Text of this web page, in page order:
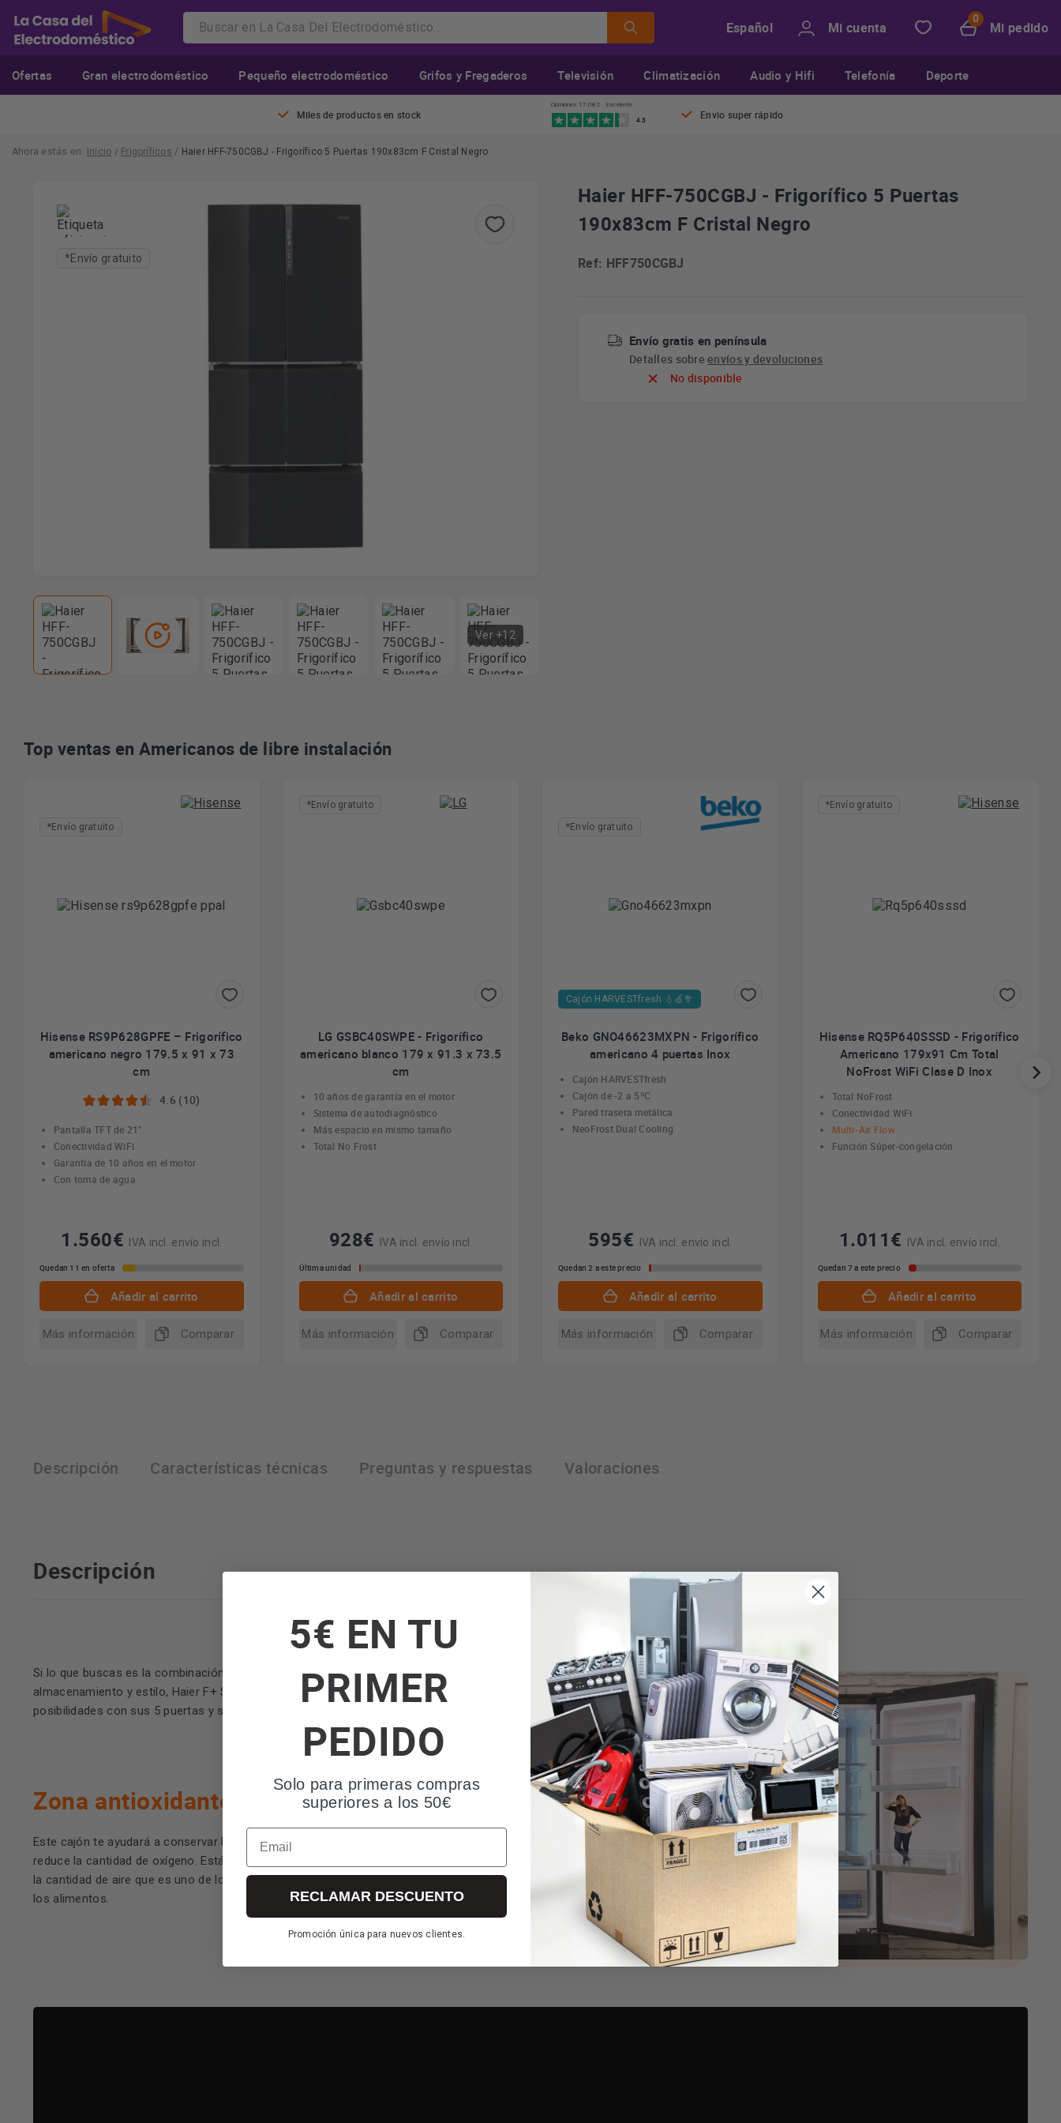
Español Mi cuenta Mi pedido
Ofertas Gran electrodoméstico Pequeño electrodoméstico Grifos y Fregaderos Televisión Climatización Audio y Hifi Telefonía Deporte
Miles de productos en stock
Opiniones 17.082 · Excelente
4.3 Envio super rápido
Ahora estás en: Inicio / Frigoríficos / Haier HFF-750CGBJ - Frigorífico 5 Puertas 190x83cm F Cristal Negro
*Envío gratuito
Ver +12
Haier HFF-750CGBJ - Frigorífico 5 Puertas
190x83cm F Cristal Negro
Ref: HFF750CGBJ
Envío gratis en península
Detalles sobreenvíos y devoluciones
No disponible
Top ventas en Americanos de libre instalación
*Envío gratuito
Hisense RS9P628GPFE – Frigorífico
americano negro 179.5 x 91 x 73
cm
4.6 (10)
Pantalla TFT de 21"
Conectividad WiFi
Garantía de 10 años en el motor
Con toma de agua
1.560€ IVA incl. envío incl.
Quedan 11 en oferta
Añadir al carrito
Más información Comparar
*Envío gratuito
LG GSBC40SWPE - Frigorífico
americano blanco 179 x 91.3 x 73.5
cm
10 años de garantía en el motor
Sistema de autodiagnóstico
Más espacio en mismo tamaño
Total No Frost
928€ IVA incl. envío incl.
Última unidad
Añadir al carrito
Más información Comparar
*Envío gratuito
Cajón HARVESTfresh 💧🍏🥦
Beko GNO46623MXPN - Frigorífico
americano 4 puertas Inox
Cajón HARVESTfresh
Cajón de -2 a 5ºC
Pared trasera metálica
NeoFrost Dual Cooling
595€ IVA incl. envío incl.
Quedan 2 a este precio
Añadir al carrito
Más información Comparar
*Envío gratuito
Hisense RQ5P640SSSD - Frigorífico
Americano 179x91 Cm Total
NoFrost WiFi Clase D Inox
Total NoFrost
Conectividad WiFi
Multi-Air Flow
Función Súper-congelación
1.011€ IVA incl. envío incl.
Quedan 7 a este precio
Añadir al carrito
Más información Comparar
Descripción Características técnicas Preguntas y respuestas Valoraciones
Descripción
Si lo que buscas es la combinación perfecta de tecnología, espacio de
almacenamiento y estilo, Haier F+ Series 9 es lo que estás buscando. Infinitas
posibilidades con sus 5 puertas y su capacidad para esas grandes familias.
Zona antioxidante
Este cajón te ayudará a conservar los alimentos
reduce la cantidad de oxígeno. Está inspirado en la tecnología de vacío, minimizando
la cantidad de aire que es uno de los principales catalizadores de la degradación de
los alimentos.
5€ EN TU
PRIMER
PEDIDO
Solo para primeras compras
superiores a los 50€
Email
RECLAMAR DESCUENTO
Promoción única para nuevos clientes.